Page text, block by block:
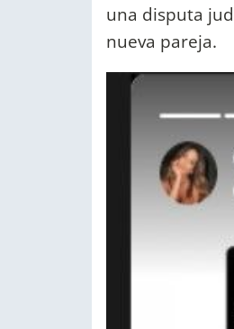
una disputa
nueva pareja.